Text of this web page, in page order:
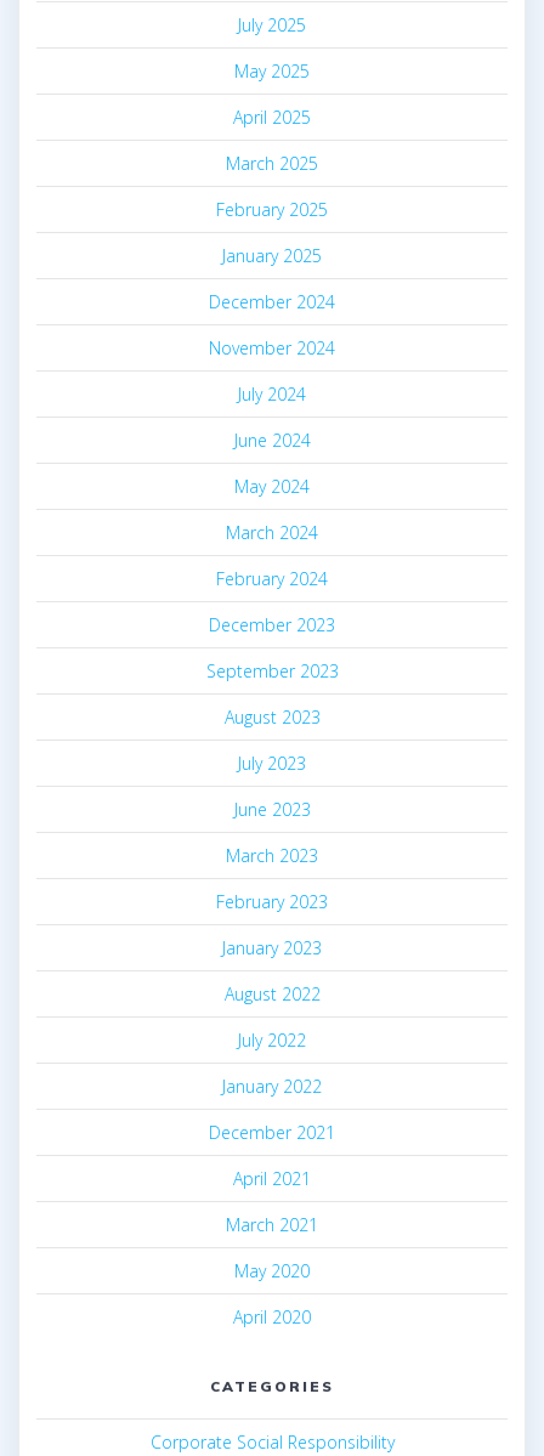
July 2025
May 2025
April 2025
March 2025
February 2025
January 2025
December 2024
November 2024
July 2024
June 2024
May 2024
March 2024
February 2024
December 2023
September 2023
August 2023
July 2023
June 2023
March 2023
February 2023
January 2023
August 2022
July 2022
January 2022
December 2021
April 2021
March 2021
May 2020
April 2020
CATEGORIES
Corporate Social Responsibility